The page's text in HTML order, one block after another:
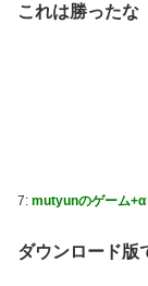
これは勝ったな
7: mutyunのゲーム+α
ダウンロード版